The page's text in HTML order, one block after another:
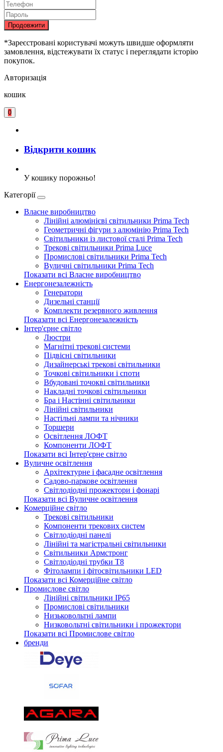
Продовжити
*Зареєстровані користувачі можуть швидше оформляти
замовлення, відстежувати їх статус і переглядати історію
покупок.
Авторизація
кошик
0
Відкрити кошик
У кошику порожньо!
Категорії
Власне виробництво
Лінійні алюмінієві світильники Prima Tech
Геометричні фігури з алюмінію Prima Tech
Світильники із листової сталі Prima Tech
Трекові світильники Prima Luce
Промислові світильники Prima Tech
Вуличні світильники Prima Tech
Показати всі Власне виробництво
Енергонезалежність
Генератори
Дизельні станції
Комплекти резервного живлення
Показати всі Енергонезалежність
Інтер'єрне світло
Люстри
Магнітні трекові системи
Підвісні світильники
Дизайнерські трекові світильники
Точкові світильники і споти
Вбудовані точокві світильники
Накладні точкові світильники
Бра і Настінні світильники
Лінійні світильники
Настільні лампи та нічники
Торшери
Освітлення ЛОФТ
Компоненти ЛОФТ
Показати всі Інтер'єрне світло
Вуличне освітлення
Архітектурне і фасадне освітлення
Садово-паркове освітлення
Світлодіодні прожектори і фонарі
Показати всі Вуличне освітлення
Комерційне світло
Трекові світильники
Компоненти трекових систем
Світлодіодні панелі
Лінійні та магістральні світильники
Світильники Армстронг
Світлодіодні трубки Т8
Фітолампи і фітосвітильники LED
Показати всі Комерційне світло
Промислове світло
Лінійні світильники IP65
Промислові світильники
Низьковольтні лампи
Низковольтні світильники і прожектори
Показати всі Промислове світло
бренди